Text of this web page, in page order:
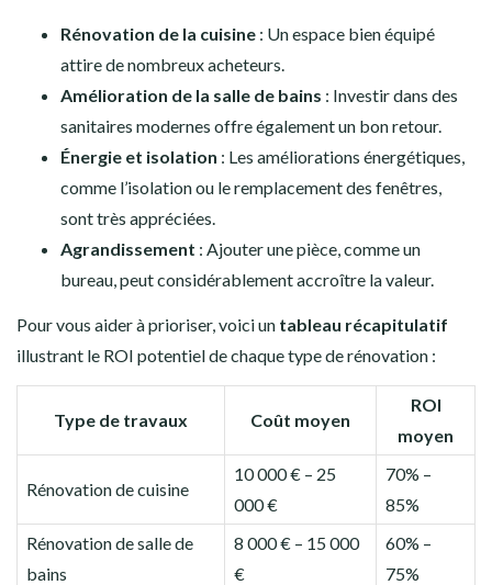
Rénovation de la cuisine : Un espace bien équipé
attire de nombreux acheteurs.
Amélioration de la salle de bains : Investir dans des
sanitaires modernes offre également un bon retour.
Énergie et isolation : Les améliorations énergétiques,
comme l’isolation ou le remplacement des fenêtres,
sont très appréciées.
Agrandissement : Ajouter une pièce, comme un
bureau, peut considérablement accroître la valeur.
Pour vous aider à prioriser, voici un tableau récapitulatif
illustrant le ROI potentiel de chaque type de rénovation :
Type de travaux Coût moyen
ROI
moyen
Rénovation de cuisine
10 000 € – 25
000 €
70% –
85%
Rénovation de salle de
bains
8 000 € – 15 000
€
60% –
75%